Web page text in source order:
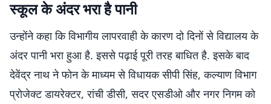
स्कूल के अंदर भरा है पानी
उन्होंने कहा कि विभागीय लापरवाही के कारण दो दिनों से विद्यालय के
अंदर पानी भरा हुआ है. इससे पढ़ाई पूरी तरह बाधित है. इसके बाद
देवेंद्र नाथ ने फोन के माध्यम से विधायक सीपी सिंह, कल्याण विभाग
प्रोजेक्ट डायरेक्टर, रांची डीसी, सदर एसडीओ और नगर निगम को